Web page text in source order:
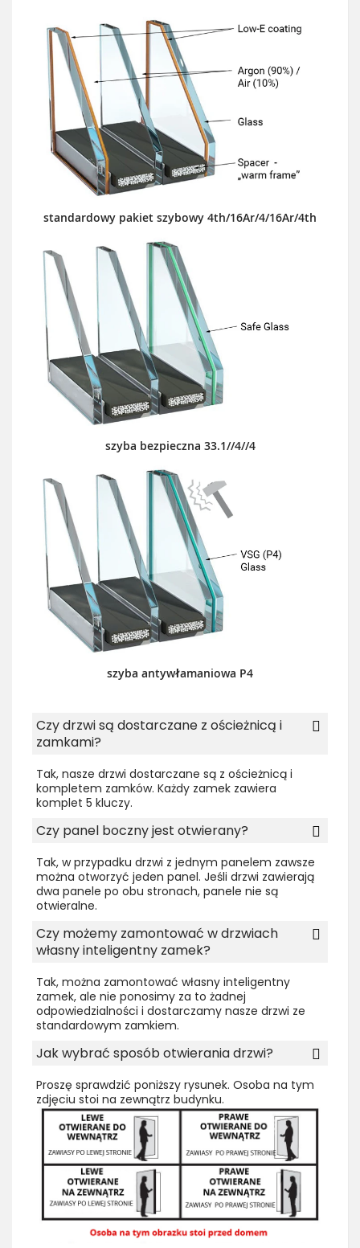
standardowy pakiet szybowy 4th/16Ar/4/16Ar/4th
szyba bezpieczna 33.1//4//4
szyba antywłamaniowa P4
Czy drzwi są dostarczane z ościeżnicą i
zamkami?
Tak, nasze drzwi dostarczane są z ościeżnicą i
kompletem zamków. Każdy zamek zawiera
komplet 5 kluczy.
Czy panel boczny jest otwierany?
Tak, w przypadku drzwi z jednym panelem zawsze
można otworzyć jeden panel. Jeśli drzwi zawierają
dwa panele po obu stronach, panele nie są
otwieralne.
Czy możemy zamontować w drzwiach
własny inteligentny zamek?
Tak, można zamontować własny inteligentny
zamek, ale nie ponosimy za to żadnej
odpowiedzialności i dostarczamy nasze drzwi ze
standardowym zamkiem.
Jak wybrać sposób otwierania drzwi?
Proszę sprawdzić poniższy rysunek. Osoba na tym
zdjęciu stoi na zewnątrz budynku.